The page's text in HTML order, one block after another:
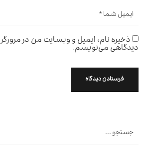
ذخیره نام، ایمیل و وبسایت من در مرورگر
دیدگاهی می‌نویسم.